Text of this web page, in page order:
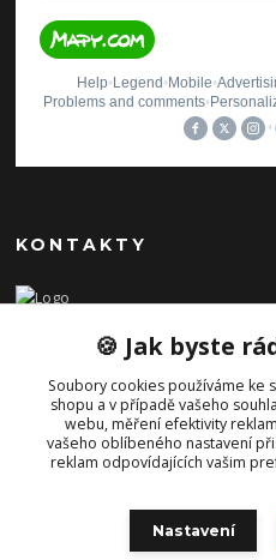
KONTAKTY
+420 606654169
(Po-Pá, 8-16 hod.)
info@iporiginal.cz
🍪 Jak byste
Soubory cookies používáme ke
shopu a v případě vašeho
webu, měření efektivity
vašeho oblíbeného nastavení
reklam odpovídajících vašim
Nastavení